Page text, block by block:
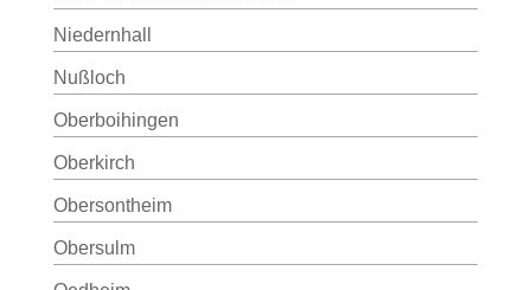
Niedernhall
Nußloch
Oberboihingen
Oberkirch
Obersontheim
Obersulm